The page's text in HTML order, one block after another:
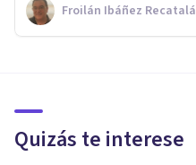
Froilán Ibáñez Recatalá
Quizás te interese